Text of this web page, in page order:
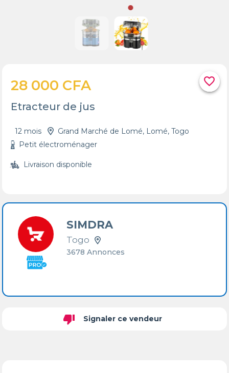
favorite_border
28 000 CFA
Etracteur de jus
12 mois
Grand Marché de Lomé, Lomé, Togo
Petit électroménager
Livraison disponible
SIMDRA
Togo
3678 Annonces
thumb_down Signaler ce vendeur